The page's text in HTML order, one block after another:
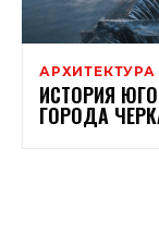
АРХИТЕКТУРА
ИСТОРИЯ
ГОРОДА